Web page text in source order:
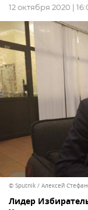
12 октября 2020 |
© Sputnik / Алексей
Лидер